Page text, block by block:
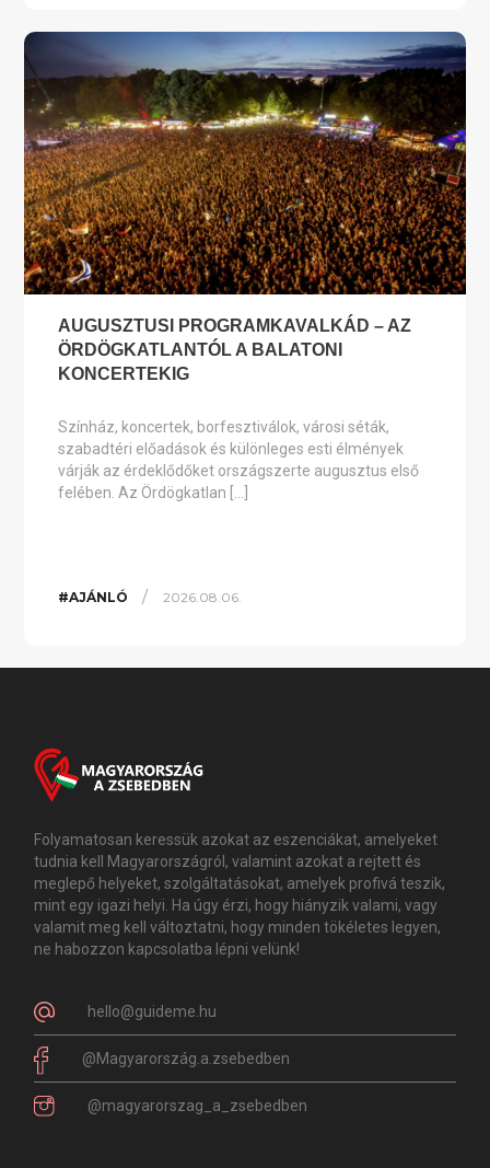
AUGUSZTUSI PROGRAMKAVALKÁD – AZ
ÖRDÖGKATLANTÓL A BALATONI
KONCERTEKIG
Színház, koncertek, borfesztiválok, városi séták,
szabadtéri előadások és különleges esti élmények
várják az érdeklődőket országszerte augusztus első
felében. Az Ördögkatlan […]
#AJÁNLÓ / 2026.08.06.
Folyamatosan keressük azokat az eszenciákat, amelyeket
tudnia kell Magyarországról, valamint azokat a rejtett és
meglepő helyeket, szolgáltatásokat, amelyek profivá teszik,
mint egy igazi helyi. Ha úgy érzi, hogy hiányzik valami, vagy
valamit meg kell változtatni, hogy minden tökéletes legyen,
ne habozzon kapcsolatba lépni velünk!
hello@guideme.hu
@Magyarország.a.zsebedben
@magyarorszag_a_zsebedben